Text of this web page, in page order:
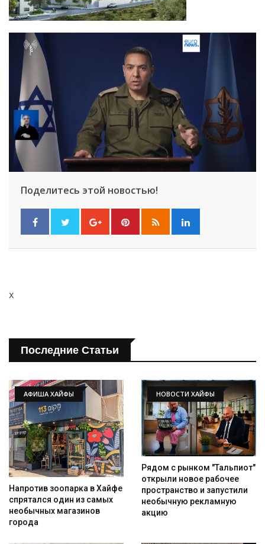
Поделитесь этой новостью!
x
Последние Статьи
АФИША ХАЙФЫ
Напротив зоопарка в Хайфе
спрятался один из самых
необычных магазинов
города
НОВОСТИ ХАЙФЫ
Рядом с рынком "Тальпиот"
открыли новое рабочее
пространство и запустили
необычную рекламную
акцию